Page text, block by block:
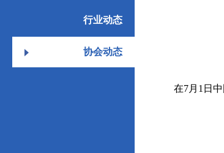
行业动态
协会动态
在7月1日